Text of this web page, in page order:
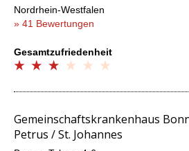
Nordrhein-Westfalen
» 41 Bewertungen
Gesamtzufriedenheit
Gemeinschaftskrankenhaus
Petrus / St. Johannes